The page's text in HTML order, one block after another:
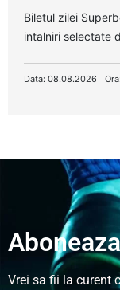
Biletul zilei
intalniri selectate
Data: 08.08.2026
Vrei sa fii la curent